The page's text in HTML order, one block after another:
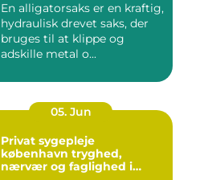
En alligatorsaks er en kraftig,
hydraulisk drevet saks, der
bruges til at klippe og
adskille metal o...
05. Jun
Privat sygepleje
københavn tryghed,
nærvær og faglighed i